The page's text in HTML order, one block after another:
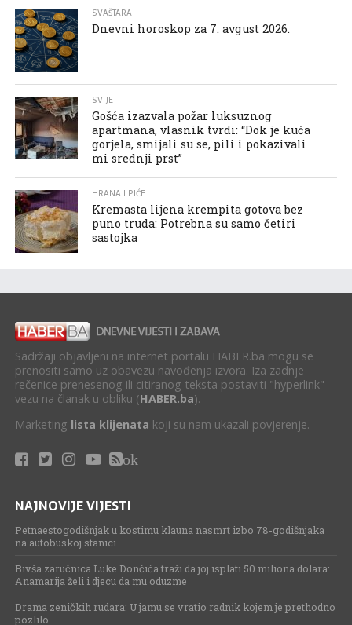
SVAŠTARA
Dnevni horoskop za 7. avgust 2026.
SVIJET
Gošća izazvala požar luksuznog
apartmana, vlasnik tvrdi: “Dok je kuća
gorjela, smijali su se, pili i pokazivali
mi srednji prst”
HRANA I PIĆE
Kremasta lijena krempita gotova bez
puno truda: Potrebna su samo četiri
sastojka
Sadržaji objavljeni na internet portalu HABER.ba mogu se
prenositi samo uz obavezu navođenja izvora. Iza zadnje
rečenice prenesenog ili citiranog teksta postaviti "hyperlink"
vezu na članak u obliku (HABER.ba).
Marketing lista klijenata koji su nam ukazali povjerenje.
ok
NAJNOVIJE VIJESTI
Petnaestogodišnjak u kostimu klauna nasmrt izbo 78-godišnjaka
na autobuskoj stanici
Bivša zaručnica Luke Dončića traži da joj isplati 50 miliona dolara:
Anamarija želi i djecu da mu oduzme
Drama zeničkih rudara: U jamu se vratio radnik kojem je prethodno
pozlilo